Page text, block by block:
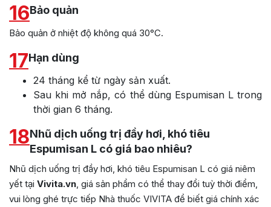
16Bảo quản
Bảo quản ở nhiệt độ không quá 30°C.
17Hạn dùng
24 tháng kể từ ngày sản xuất.
Sau khi mở nắp, có thể dùng Espumisan L trong
thời gian 6 tháng.
18Nhũ dịch uống trị đầy hơi, khó tiêu
Espumisan L có giá bao nhiêu?
Nhũ dịch uống trị đầy hơi, khó tiêu Espumisan L có giá niêm
yết tại Vivita.vn , giá sản phẩm có thể thay đổi tuỳ thời điểm,
vui lòng ghé trực tiếp Nhà thuốc VIVITA để biết giá chính xác